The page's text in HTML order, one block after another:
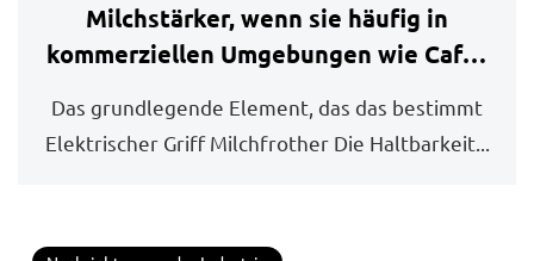
Milchstärker, wenn sie häufig in
kommerziellen Umgebungen wie Cafés
Das grundlegende Element, das das bestimmt
Elektrischer Griff Milchfrother Die Haltbarkeit...